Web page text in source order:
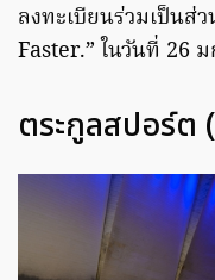
ลงทะเบียนร่วมเป็นส่
Faster.” ในวันที่ 26
ตระกูลสปอร์ต